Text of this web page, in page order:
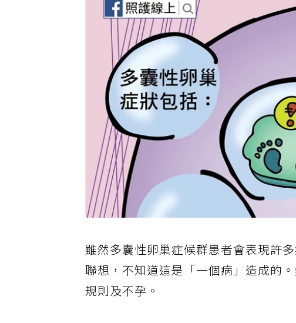
雖然多囊性卵巢症候群患者會表現許
聯想，不知道這是「一個病」造成的
規則及不孕。